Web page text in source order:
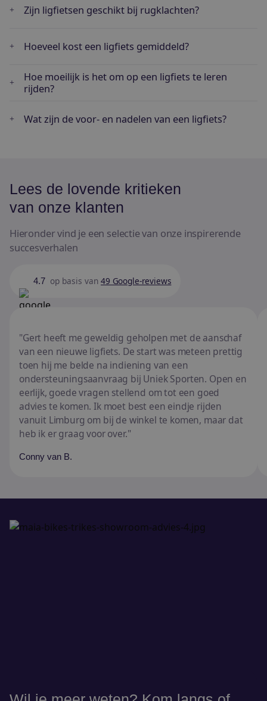
Zijn ligfietsen geschikt bij rugklachten?
Hoeveel kost een ligfiets gemiddeld?
Hoe moeilijk is het om op een ligfiets te leren
rijden?
Wat zijn de voor- en nadelen van een ligfiets?
Lees de lovende kritieken
van onze klanten
Hieronder vind je een selectie van onze inspirerende
succesverhalen
4.7 op basis van 49 Google-reviews
Gert heeft me geweldig geholpen met de aanschaf
van een nieuwe ligfiets. De start was meteen prettig
toen hij me belde na indiening van een
ondersteuningsaanvraag bij Uniek Sporten. Open en
eerlijk, goede vragen stellend om tot een goed
advies te komen. Ik moet best een eindje rijden
vanuit Limburg om bij de winkel te komen, maar dat
heb ik er graag voor over.
Conny van B.